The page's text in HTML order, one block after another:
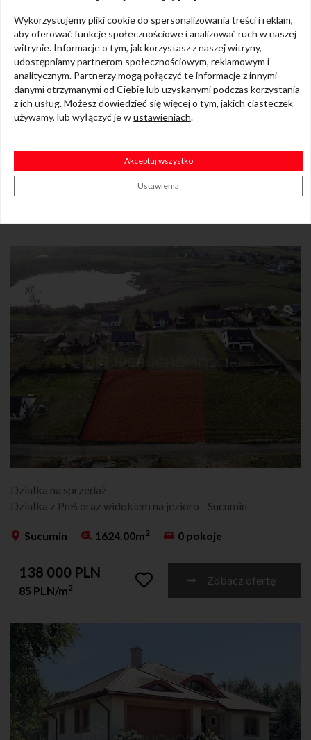
Mieszkanie na sprzedaż
35.38m
275 000 PLN
Działka na sprzedaż
Działka z PnB oraz widokiem na jezioro - Sucumin
Sucumin 1624.00m2 0 pokoje
138 000 PLN
85 PLN/m2
Zobacz ofertę
Wykorzystujemy pliki cookie do spersonalizowania treści i reklam,
aby oferować funkcje społecznościowe i analizować ruch w naszej
witrynie. Informacje o tym, jak korzystasz z naszej witryny,
udostępniamy partnerom społecznościowym, reklamowym i
analitycznym. Partnerzy mogą połączyć te informacje z innymi
danymi otrzymanymi od Ciebie lub uzyskanymi podczas korzystania
z ich usług. Możesz dowiedzieć się więcej o tym, jakich ciasteczek
używamy, lub wyłączyć je wustawieniach.
Akceptuj wszystko
Ustawienia